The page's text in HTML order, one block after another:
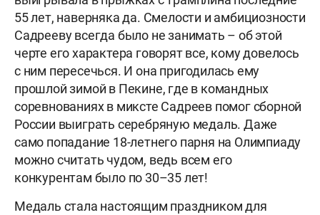
55 лет, наверняка да. Смелости и амбициозности
Садрееву всегда было не занимать – об этой
черте его характера говорят все, кому довелось
с ним пересечься. И она пригодилась ему
прошлой зимой в Пекине, где в командных
соревнованиях в миксте Садреев помог сборной
России выиграть серебряную медаль. Даже
само попадание 18-летнего парня на Олимпиаду
можно считать чудом, ведь всем его
конкурентам было по 30–35 лет!
Медаль стала настоящим праздником для